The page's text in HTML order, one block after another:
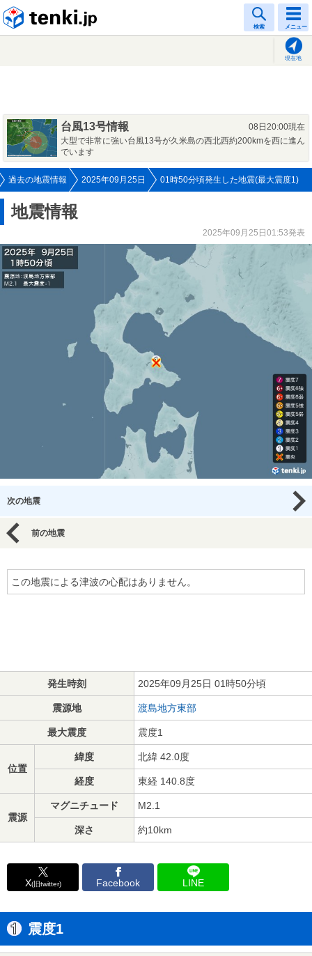
検索 メニュー
現在地
台風13号情報
08日20:00現在
大型で非常に強い台風13号が久米島の西北西約200kmを西に進ん
でいます
過去の地震情報 2025年09月25日 01時50分頃発生した地震(最大震度1)
地震情報
2025年09月25日01:53発表
次の地震
前の地震
この地震による津波の心配はありません。
発生時刻 2025年09月25日 01時50分頃
震源地 渡島地方東部
最大震度 震度1
位置
緯度 北緯 42.0度
経度 東経 140.8度
震源
マグニチュード M2.1
深さ 約10km
X(旧twitter) Facebook LINE
震度1